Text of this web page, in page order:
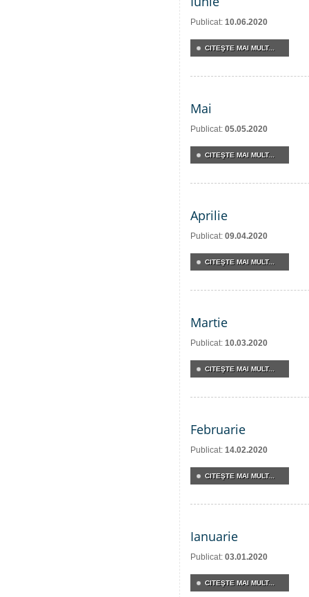
Publicat: 10.06.2020
CITEŞTE MAI MULT...
Mai
Publicat: 05.05.2020
CITEŞTE MAI MULT...
Aprilie
Publicat: 09.04.2020
CITEŞTE MAI MULT...
Martie
Publicat: 10.03.2020
CITEŞTE MAI MULT...
Februarie
Publicat: 14.02.2020
CITEŞTE MAI MULT...
Ianuarie
Publicat: 03.01.2020
CITEŞTE MAI MULT...